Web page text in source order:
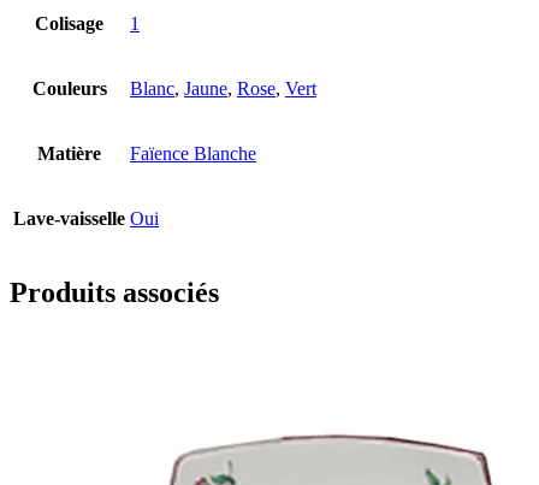
Colisage 1
Couleurs Blanc, Jaune, Rose, Vert
Matière Faïence Blanche
Lave-vaisselle Oui
Produits associés